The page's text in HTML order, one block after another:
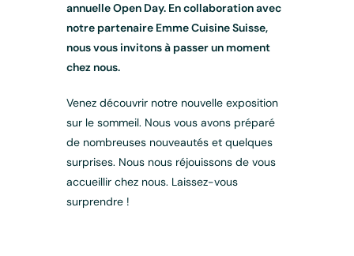
annuelle Open Day. En collaboration avec
notre partenaire Emme Cuisine Suisse,
nous vous invitons à passer un moment
chez nous.
Venez découvrir notre nouvelle exposition
sur le sommeil. Nous vous avons préparé
de nombreuses nouveautés et quelques
surprises. Nous nous réjouissons de vous
accueillir chez nous. Laissez-vous
surprendre !